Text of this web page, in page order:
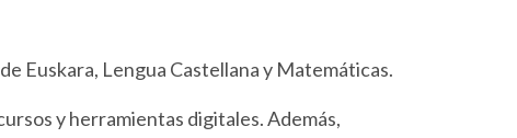
Euskara, Lengua Castellana y Matemáticas.
y herramientas digitales. Además,